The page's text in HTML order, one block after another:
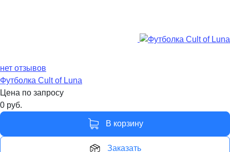
нет отзывов
Футболка Cult of Luna
Цена по запросу
0 руб.
В корзину
Заказать